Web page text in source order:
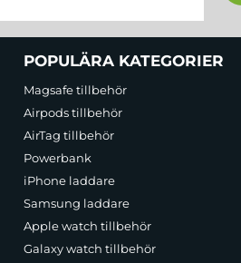
och minskar fingeravtryck.
i samma
kan lämna plånboken
vid tapp.
POPULÄRA KATEGORIER
Magsafe tillbehör
Airpods tillbehör
AirTag tillbehör
Powerbank
iPhone laddare
Samsung laddare
Apple watch tillbehör
Galaxy watch tillbehör